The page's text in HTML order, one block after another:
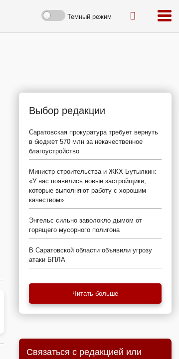
Темный режим
Выбор редакции
Саратовская прокуратура требует вернуть
в бюджет 570 млн за некачественное
благоустройство
Министр строительства и ЖКХ Бутылкин:
«У нас появились новые застройщики,
которые выполняют работу с хорошим
качеством»
Энгельс сильно заволокло дымом от
горящего мусорного полигона
В Саратовской области объявили угрозу
атаки БПЛА
Читать больше
Связаться с редакцией или